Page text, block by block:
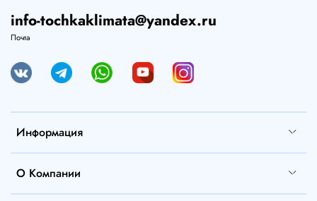
Информация
О Компании
info-tochkaklimata@yandex.ru
Почта